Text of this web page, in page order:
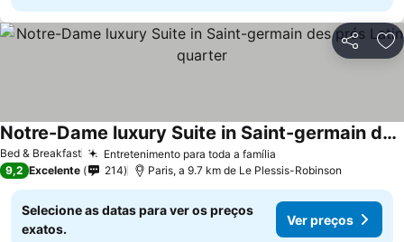
Partilhar
Bed & Breakfast Entretenimento para toda a família
Notre-Dame luxury Suite in Saint-germain des prés Latin quarter
9,2 Excelente 214 Paris, a 9.7 km de Le Plessis-Robinson
Selecione as datas para ver os preços
exatos.
Ver preços